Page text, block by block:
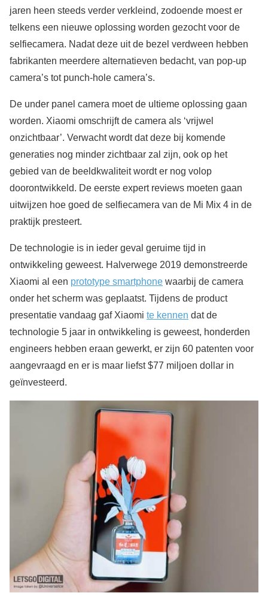
jaren heen steeds verder verkleind, zodoende moest er
telkens een nieuwe oplossing worden gezocht voor de
selfiecamera. Nadat deze uit de bezel verdween hebben
fabrikanten meerdere alternatieven bedacht, van pop-up
camera’s tot punch-hole camera’s.
De under panel camera moet de ultieme oplossing gaan
worden. Xiaomi omschrijft de camera als ‘vrijwel
onzichtbaar’. Verwacht wordt dat deze bij komende
generaties nog minder zichtbaar zal zijn, ook op het
gebied van de beeldkwaliteit wordt er nog volop
doorontwikkeld. De eerste expert reviews moeten gaan
uitwijzen hoe goed de selfiecamera van de Mi Mix 4 in de
praktijk presteert.
De technologie is in ieder geval geruime tijd in
ontwikkeling geweest. Halverwege 2019 demonstreerde
Xiaomi al een prototype smartphone waarbij de camera
onder het scherm was geplaatst. Tijdens de product
presentatie vandaag gaf Xiaomi te kennen dat de
technologie 5 jaar in ontwikkeling is geweest, honderden
engineers hebben eraan gewerkt, er zijn 60 patenten voor
aangevraagd en er is maar liefst $77 miljoen dollar in
geïnvesteerd.